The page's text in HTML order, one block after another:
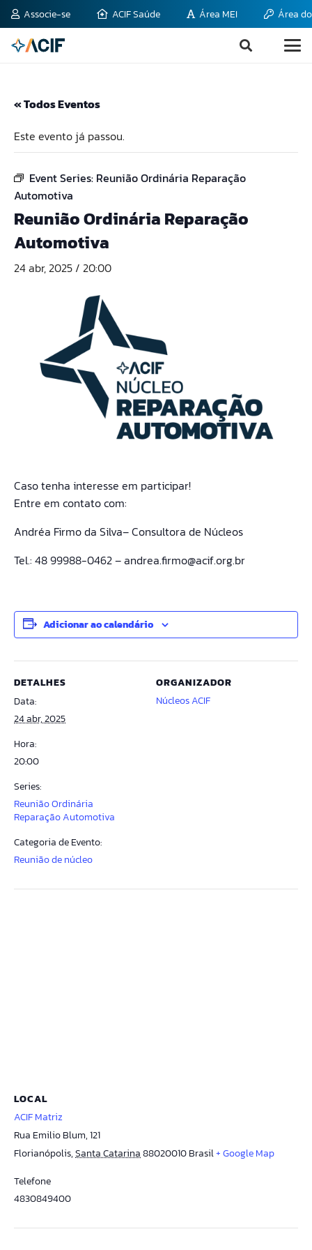
Associe-se ACIF Saúde Área MEI Área
« Todos Eventos
Este evento já passou.
Event Series: Reunião Ordinária Reparação
Automotiva
Reunião Ordinária Reparação
Automotiva
24 abr, 2025 / 20:00
Caso tenha interesse em participar!
Entre em contato com:
Andréa Firmo da Silva– Consultora de Núcleos
Tel.: 48 99988-0462 – andrea.firmo@acif.org.br
Adicionar ao calendário
DETALHES
Data:
24 abr, 2025
Hora:
20:00
Series:
Reunião Ordinária
Reparação Automotiva
Categoria de Evento:
Reunião de núcleo
ORGANIZADOR
Núcleos ACIF
LOCAL
ACIF Matriz
Rua Emilio Blum, 121
Florianópolis,Santa Catarina88020010Brasil+ Google Map
Telefone
4830849400